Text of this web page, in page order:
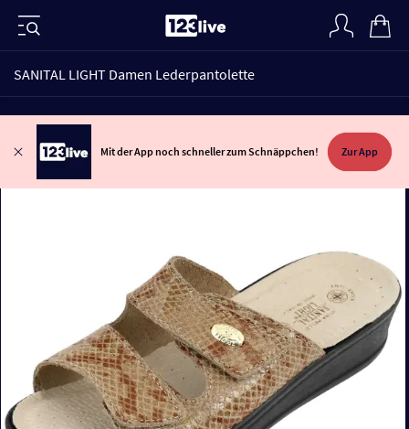
SANITAL LIGHT Damen Lederpantolette
Mit der App noch schneller zum Schnäppchen! Zur App